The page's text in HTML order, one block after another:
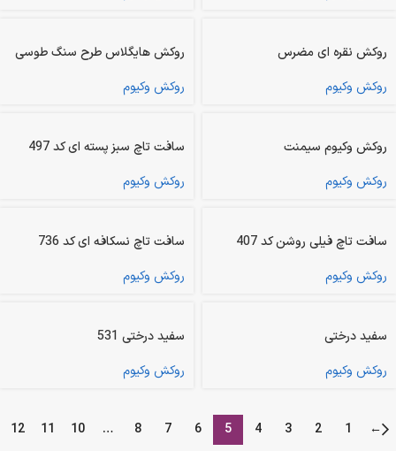
روکش نقره ای مضرس
روکش وکیوم
روکش هایگلاس طرح سنگ طوسی
روکش وکیوم
روکش وکیوم سیمنت
روکش وکیوم
سافت تاچ سبز پسته ای کد 497
روکش وکیوم
سافت تاچ فیلی روشن کد 407
روکش وکیوم
سافت تاچ نسکافه ای کد 736
روکش وکیوم
سفید درختی
روکش وکیوم
سفید درختی 531
روکش وکیوم
←
1
2
3
4
5
6
7
8
…
10
11
12